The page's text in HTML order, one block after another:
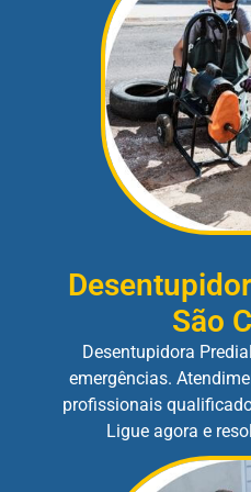
São
Desentupidora
emergências.
profissionais
Ligue agora e